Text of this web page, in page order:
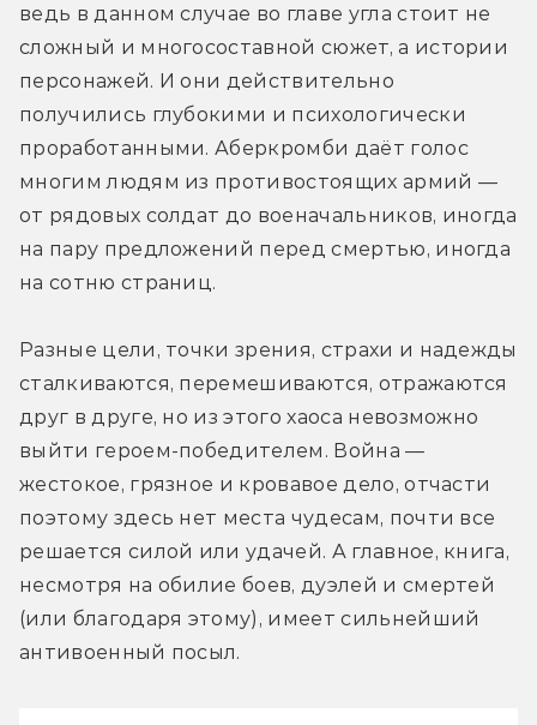
ведь в данном случае во главе угла стоит не
сложный и многосоставной сюжет, а истории
персонажей. И они действительно
получились глубокими и психологически
проработанными. Аберкромби даёт голос
многим людям из противостоящих армий —
от рядовых солдат до военачальников, иногда
на пару предложений перед смертью, иногда
на сотню страниц.
Разные цели, точки зрения, страхи и надежды
сталкиваются, перемешиваются, отражаются
друг в друге, но из этого хаоса невозможно
выйти героем-победителем. Война —
жестокое, грязное и кровавое дело, отчасти
поэтому здесь нет места чудесам, почти все
решается силой или удачей. А главное, книга,
несмотря на обилие боев, дуэлей и смертей
(или благодаря этому), имеет сильнейший
антивоенный посыл.